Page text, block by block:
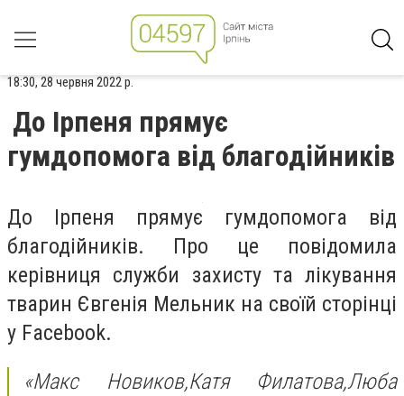
18:30, 28 червня 2022 р.
До Ірпеня прямує
гумдопомога від благодійників
До Ірпеня прямує гумдопомога від
благодійників. Про це повідомила
керівниця служби захисту та лікування
тварин Євгенія Мельник на своїй сторінці
у Facebook.
«Макс Новиков,Катя Филатова,Люба